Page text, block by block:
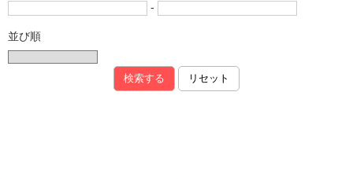
-
並び順